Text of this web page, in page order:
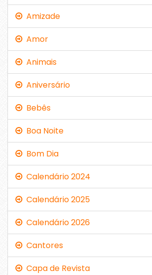
Amizade
Amor
Animais
Aniversário
Bebês
Boa Noite
Bom Dia
Calendário 2024
Calendário 2025
Calendário 2026
Cantores
Capa de Revista